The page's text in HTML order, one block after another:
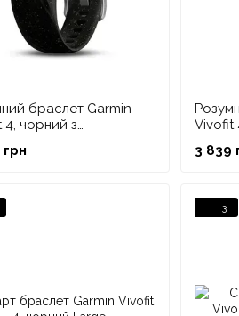
браслет Garmin
4, чорний з
Vivofit
3 839
3